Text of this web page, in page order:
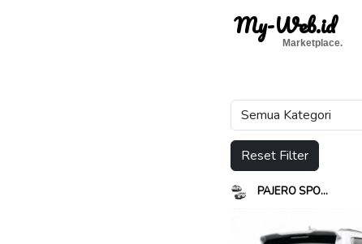
My-Web.id
Marketplace.
Reset Filter
PAJERO SPO...